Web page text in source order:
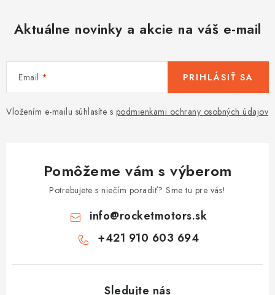
Aktuálne novinky a akcie na váš e-mail
Email
Vložením e-mailu súhlasíte s podmienkami ochrany osobných údajov
PRIHLÁSIŤ SA
Pomôžeme vám s výberom
Potrebujete s niečím poradiť? Sme tu pre vás!
info@rocketmotors.sk
+421 910 603 694